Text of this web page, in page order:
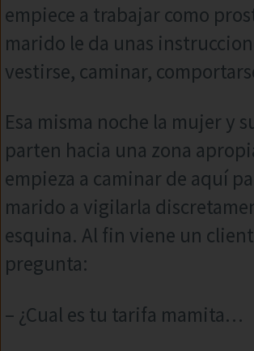
empiece a trabajar como
marido le da unas
vestirse, caminar,
Esa misma noche la mujer y
parten hacia una zona
empieza a caminar de aquí
marido a vigilarla
esquina. Al fin viene un
pregunta:
– ¿Cual es tu tarifa mamita…